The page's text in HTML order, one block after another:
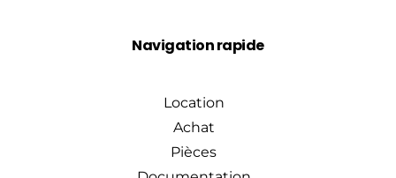
Navigation rapide
Location
Achat
Pièces